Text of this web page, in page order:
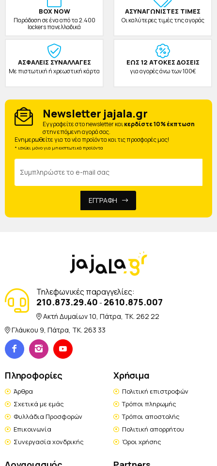
BOX NOW
Παράδοση σε ένα από τα 2.400
lockers πανελλαδικά
ΑΣΥΝΑΓΩΝΙΣΤΕΣ ΤΙΜΕΣ
Οι καλύτερες τιμές της αγοράς
ΑΣΦΑΛΕΙΣ ΣΥΝΑΛΛΑΓΕΣ
Με πιστωτική ή χρεωστική κάρτα
ΕΩΣ 12 ΑΤΟΚΕΣ ΔΟΣΕΙΣ
για αγορές άνω των 100€
Newsletter jajala.gr
Eγγραφείτε στο newsletter καικερδίστε 10% έκπτωση
στην επόμενη αγορά σας.
Ενημερωθείτε για τα νέα προϊόντα και τις προσφορές μας!
* ισχύει μόνο για μη εκπτωτικά προϊόντα
ΕΓΓΡΑΦΗ
Τηλεφωνικές παραγγελίες:
210.873.29.40 - 2610.875.007
Ακτή Δυμαίων 10, Πάτρα, TK. 262 22
Γλάυκου 9, Πάτρα, TK. 263 33
Πληροφορίες
Άρθρα
Σχετικά με εμάς
Φυλλάδια Προσφορών
Επικοινωνία
Συνεργασία χονδρικής
Χρήσιμα
Πολιτική επιστροφών
Τρόποι πληρωμής
Τρόποι αποστολής
Πολιτική απορρήτου
Όροι χρήσης